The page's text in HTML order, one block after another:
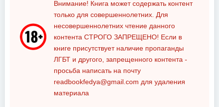
Внимание! Книга может содержать контент
только для совершеннолетних. Для
несовершеннолетних чтение данного
контента СТРОГО ЗАПРЕЩЕНО! Если в
книге присутствует наличие пропаганды
ЛГБТ и другого, запрещенного контента -
просьба написать на почту
readbookfedya@gmail.com для удаления
материала